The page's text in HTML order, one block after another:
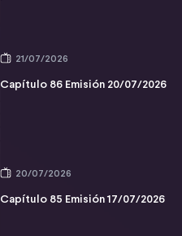
21/07/2026
Capítulo 86 Emisión 20/07/2026
20/07/2026
Capítulo 85 Emisión 17/07/2026